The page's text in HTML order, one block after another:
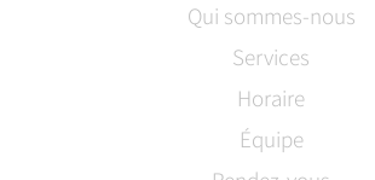
Qui sommes-nous
Services
Horaire
Équipe